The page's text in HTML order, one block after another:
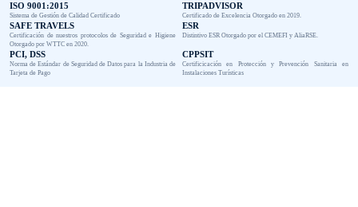
ISO 9001:2015
Sistema de Gestión de Calidad Certificado
TRIPADVISOR
Certificado de Excelencia Otorgado en 2019.
SAFE TRAVELS
Certificación de nuestros protocolos de Seguridad e Higiene
Otorgado por WTTC en 2020.
ESR
Distintivo ESR Otorgado por el CEMEFI y AliaRSE.
PCI, DSS
Norma de Estándar de Seguridad de Datos para la Industria de
Tarjeta de Pago
CPPSIT
Certificicación en Protección y Prevención Sanitaria en
Instalaciones Turísticas